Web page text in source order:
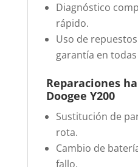
Diagnóstico
rápido.
Uso de
garantía en
Reparaciones
Doogee Y200
Sustitución de
rota.
Cambio de
fallo.